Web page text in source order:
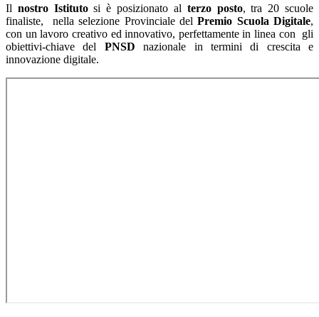
Il nostro Istitutosi è posizionato al terzo posto, tra 20 scuole
finaliste, nella selezione Provinciale delPremio Scuola Digitale,
con un lavoro creativo ed innovativo, perfettamente in linea con gli
obiettivi-chiave del PNSD nazionale in termini di crescita e
innovazione digitale.